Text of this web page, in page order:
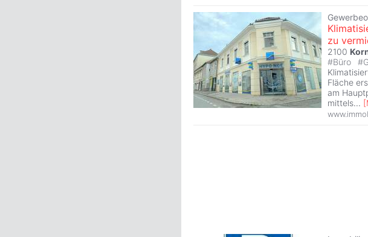
zu
2100
#Büro #
Fläche
am
mittels... [